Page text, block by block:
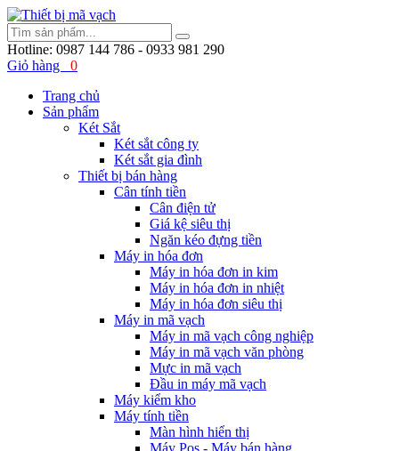
Hotline: 0987 144 786 - 0933 981 290
Giỏ hàng
0
Trang chủ
Sản phẩm
Két Sắt
Két sắt công ty
Két sắt gia đình
Thiết bị bán hàng
Cân tính tiền
Cân điện tử
Giá kệ siêu thị
Ngăn kéo đựng tiền
Máy in hóa đơn
Máy in hóa đơn in kim
Máy in hóa đơn in nhiệt
Máy in hóa đơn siêu thị
Máy in mã vạch
Máy in mã vạch công nghiệp
Máy in mã vạch văn phòng
Mực in mã vạch
Đầu in máy mã vạch
Máy kiểm kho
Máy tính tiền
Màn hình hiển thị
Máy Pos - Máy bán hàng